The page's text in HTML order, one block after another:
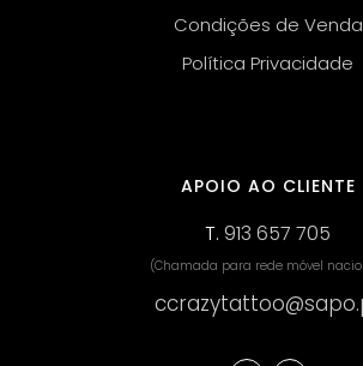
Condições de Venda
Política Privacidade
APOIO AO CLIENTE
T.913 657 705
(Chamada para rede móvel